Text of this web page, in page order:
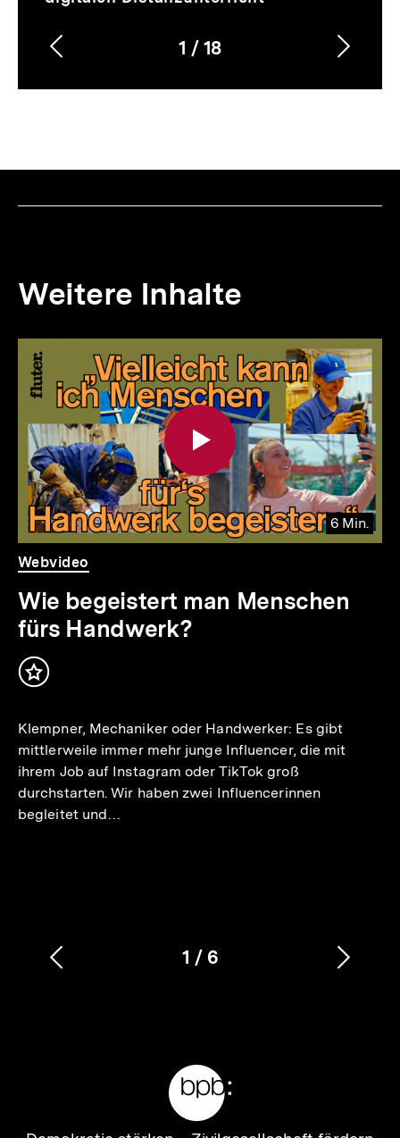
Min.
Karussellinhalt
1
von
/ 18
Vorherigen
Inhalt
Inhalt
Weitere Inhalte
Inhaltskarousell
für
weitere
Inhalte
Inhaltskarussell
überspringen
6 Min.
Video
Dauer
6
Min.
Webvideo
Wie begeistert man Menschen
fürs Handwerk?
Inhalt
Klempner, Mechaniker oder Handwerker: Es gibt
mittlerweile immer mehr junge Influencer, die mit
ihrem Job auf Instagram oder TikTok groß
durchstarten. Wir haben zwei Influencerinnen
begleitet und…
Karussellinhalt
1
von
/ 6
Vorherigen